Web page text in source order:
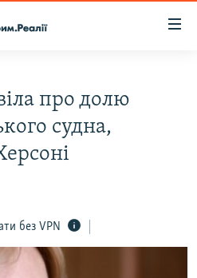
про долю
судна,
без VPN